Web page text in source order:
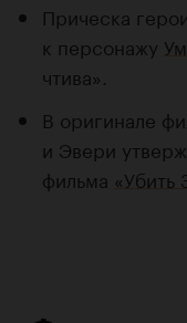
Прическа
к персонажу
чтива».
В оригинале
и Эвери
фильма «Убить